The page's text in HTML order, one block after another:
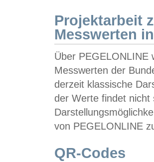
Projektarbeit
Messwerten
Über PEGELONLINE
Messwerten der
derzeit klassische
der Werte findet
von PEGELONLINE
QR-Codes